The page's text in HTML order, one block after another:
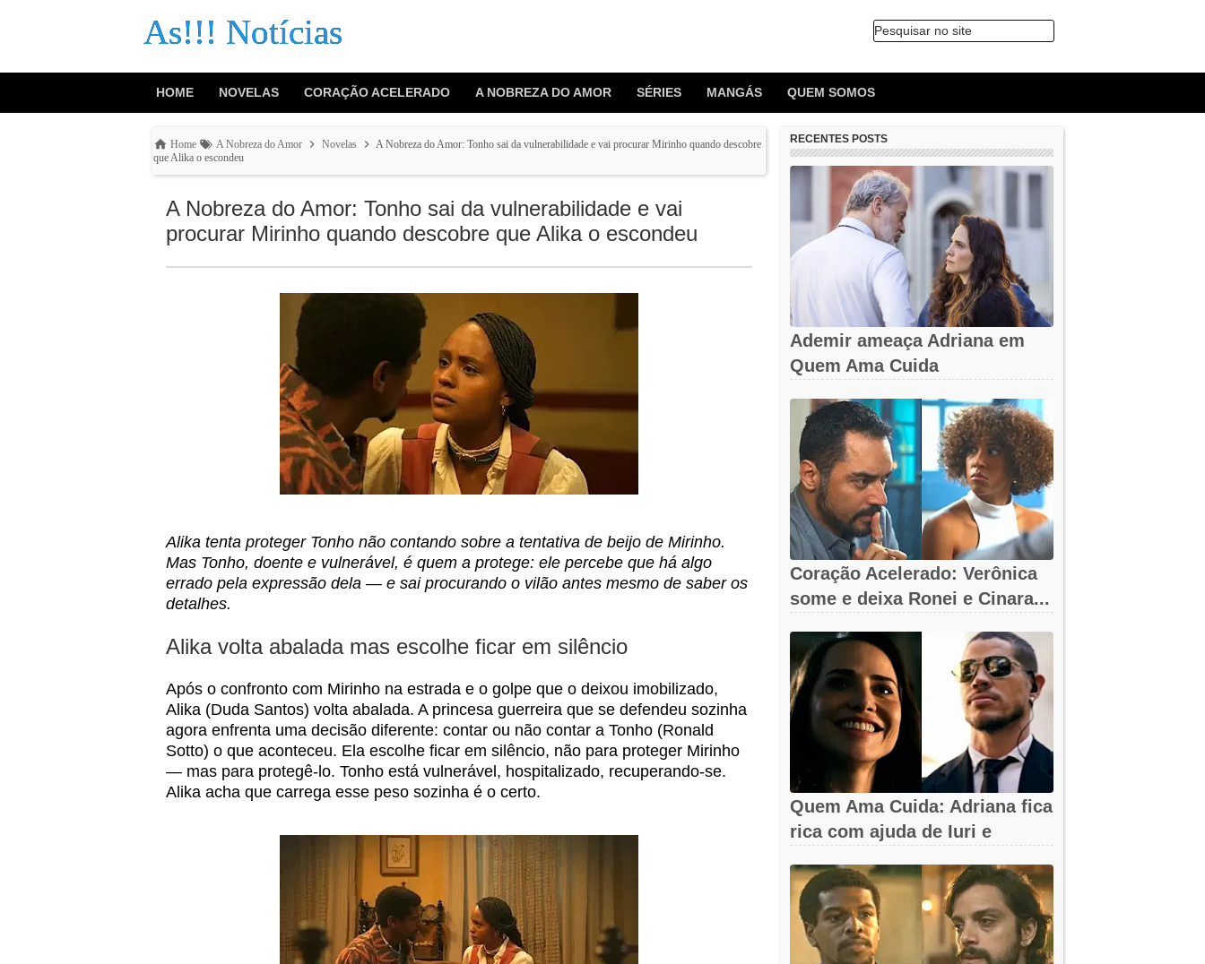
As!!! Notícias Pesquisar no site
HOME NOVELAS CORAÇÃO ACELERADO A NOBREZA DO AMOR SÉRIES MANGÁS QUEM SOMOS
Home A Nobreza do Amor Novelas
A Nobreza do Amor: Tonho sai da vulnerabilidade e vai procurar Mirinho quando descobre
que Alika o escondeu
A Nobreza do Amor: Tonho sai da vulnerabilidade e vai
procurar Mirinho quando descobre que Alika o escondeu
Alika tenta proteger Tonho não contando sobre a tentativa de beijo de Mirinho.
Mas Tonho, doente e vulnerável, é quem a protege: ele percebe que há algo
errado pela expressão dela — e sai procurando o vilão antes mesmo de saber os
detalhes.
Alika volta abalada mas escolhe ficar em silêncio
Após o confronto com Mirinho na estrada e o golpe que o deixou imobilizado,
Alika (Duda Santos) volta abalada. A princesa guerreira que se defendeu sozinha
agora enfrenta uma decisão diferente: contar ou não contar a Tonho (Ronald
Sotto) o que aconteceu. Ela escolhe ficar em silêncio, não para proteger Mirinho
— mas para protegê-lo. Tonho está vulnerável, hospitalizado, recuperando-se.
Alika acha que carrega esse peso sozinha é o certo.
RECENTES POSTS
Ademir ameaça Adriana em
Quem Ama Cuida
Coração Acelerado: Verônica
some e deixa Ronei e Cinara...
Quem Ama Cuida: Adriana fica
rica com ajuda de Iuri e